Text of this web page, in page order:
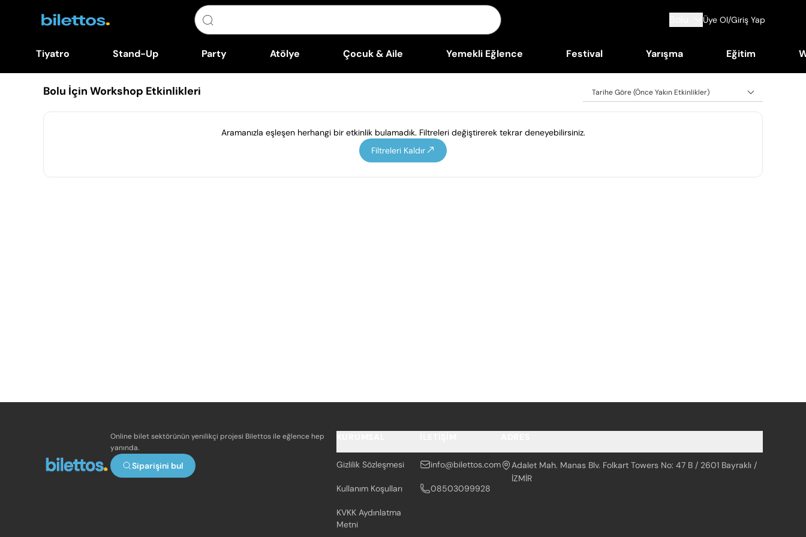
Üye Ol/Giriş Yap
Tiyatro Stand-Up Party Atölye Çocuk & Aile Yemekli Eğlence Festival Yarışma Eğitim
Bolu İçin Workshop Etkinlikleri Tarihe Göre (Önce Yakın Etkinlikler)
Aramanızla eşleşen herhangi bir etkinlik bulamadık. Filtreleri değiştirerek tekrar deneyebilirsiniz.
Filtreleri Kaldır
Online bilet sektörünün yenilikçi projesi Bilettos ile eğlence hep
yanında.
Siparişini bul Gizlilik Sözleşmesi
Kullanım Koşulları
KVKK Aydınlatma
Metni
info@bilettos.com
08503099928
Adalet Mah. Manas Blv. Folkart Towers No: 47 B / 2601 Bayraklı /
İZMİR